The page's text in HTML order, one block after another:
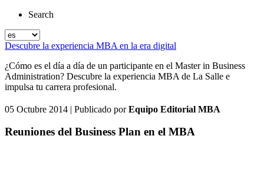
Search
Descubre la experiencia MBA en la era digital
¿Cómo es el día a día de un participante en el Master in Business
Administration? Descubre la experiencia MBA de La Salle e
impulsa tu carrera profesional.
05 Octubre 2014 | Publicado porEquipo Editorial MBA
Reuniones del Business Plan en el MBA